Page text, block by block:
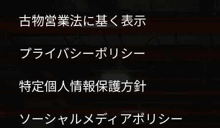
古物営業法に基く表示
プライバシーポリシー
特定個人情報保護方針
ソーシャルメディアポリシー